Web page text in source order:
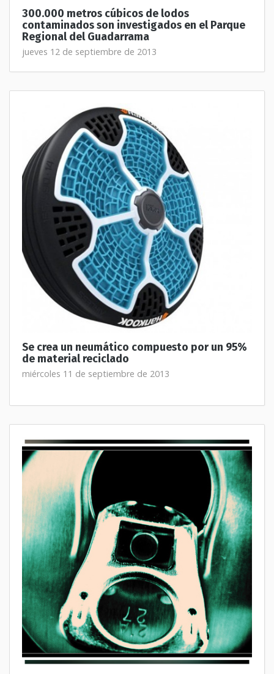
300.000 metros cúbicos de lodos
contaminados son investigados en el Parque
Regional del Guadarrama
jueves 12 de septiembre de 2013
Se crea un neumático compuesto por un 95%
de material reciclado
miércoles 11 de septiembre de 2013